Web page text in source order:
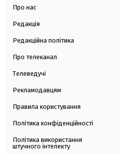
Про нас
Редакція
Редакційна політика
Про телеканал
Телеведучі
Рекламодавцям
Правила користування
Політика конфіденційності
Політика використання
штучного інтелекту